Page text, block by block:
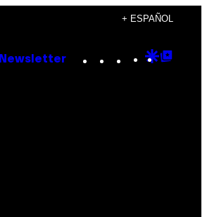
+ ESPAÑOL
Newsletter Instagram
TikTok
YouTube
Google